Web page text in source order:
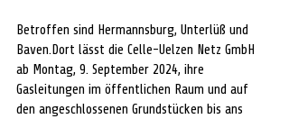
Betroffen sind Hermannsburg, Unterlüß und
Baven.Dort lässt die Celle-Uelzen Netz GmbH
ab Montag, 9. September 2024, ihre
Gasleitungen im öffentlichen Raum und auf
den angeschlossenen Grundstücken bis ans